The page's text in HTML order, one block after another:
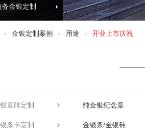
务金银定制
金银定制案例 用途 开业上市庆祝
章牌定制
纯金银纪念章
条卡定制
金银条/金银砖